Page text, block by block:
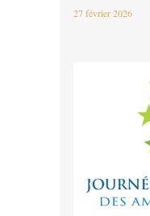
27 février 2026